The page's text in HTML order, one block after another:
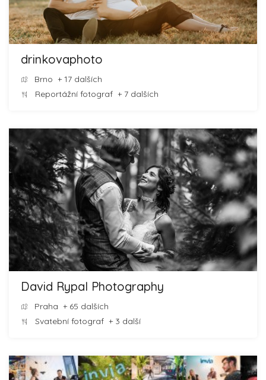
drinkovaphoto
Brno + 17 dalších
Reportážní fotograf + 7 dalších
David Rypal Photography
Praha + 65 dalších
Svatební fotograf + 3 další